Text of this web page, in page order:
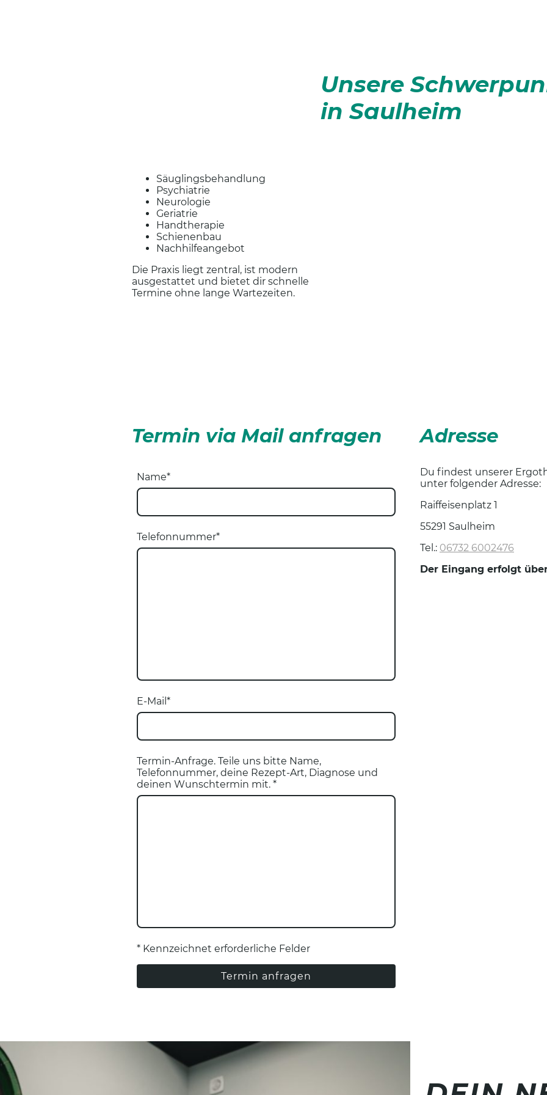
Unsere
in Saulheim
Säuglingsbehandlung
Psychiatrie
Neurologie
Geriatrie
Handtherapie
Schienenbau
Nachhilfeangebot
Die Praxis liegt zentral, ist modern
ausgestattet und bietet dir schnelle
Termine ohne lange Wartezeiten.
Termin via Mail anfragen
Name*
Telefonnummer*
E-Mail *
Termin-Anfrage. Teile uns bitte Name,
Telefonnummer, deine Rezept-Art, Diagnose und
deinen Wunschtermin mit. *
* Kennzeichnet erforderliche Felder
Termin anfragen
Adresse
Du findest unserer
unter folgender Adresse:
Raiffeisenplatz 1
55291 Saulheim
Tel.: 06732 6002476
Der Eingang erfolgt